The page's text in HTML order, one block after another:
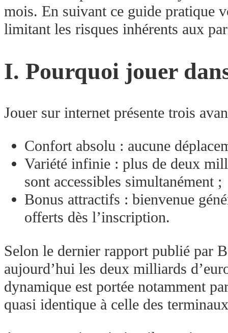
mois. En suivant ce guide pratique
limitant les risques inhérents aux
I. Pourquoi jouer
Jouer sur internet présente trois
Confort absolu : aucune
Variété infinie : plus de deux
sont accessibles simultanément ;
Bonus attractifs : bienvenue
offerts dès l’inscription.
Selon le dernier rapport publié par
aujourd’hui les deux milliards
dynamique est portée notamment
quasi identique à celle des